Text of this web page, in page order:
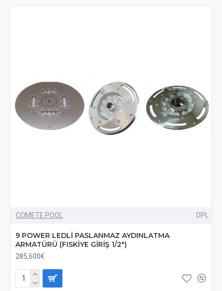
COMETE POOL DPL
9 POWER LEDLİ PASLANMAZ AYDINLATMA
ARMATÜRÜ (FISKİYE GİRİŞ 1/2")
285,600€